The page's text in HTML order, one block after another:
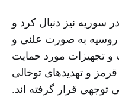
سوریه نیز دنبال کرد و
روسیه به صورت علنی و
و تجهیزات مورد حمایت
و تهدیدهای توخالی
توجهی قرار گرفته اند.